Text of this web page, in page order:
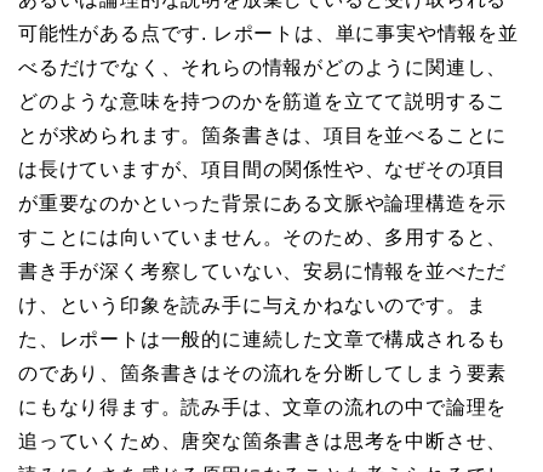
可能性がある点です. レポートは、単に事実や情報を並
べるだけでなく、それらの情報がどのように関連し、
どのような意味を持つのかを筋道を立てて説明するこ
とが求められます。箇条書きは、項目を並べることに
は長けていますが、項目間の関係性や、なぜその項目
が重要なのかといった背景にある文脈や論理構造を示
すことには向いていません。そのため、多用すると、
書き手が深く考察していない、安易に情報を並べただ
け、という印象を読み手に与えかねないのです。ま
た、レポートは一般的に連続した文章で構成されるも
のであり、箇条書きはその流れを分断してしまう要素
にもなり得ます。読み手は、文章の流れの中で論理を
追っていくため、唐突な箇条書きは思考を中断させ、